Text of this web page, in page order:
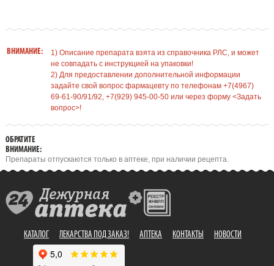
ВНИМАНИЕ:
1) Описание препарата взята из справочника РЛС, и может
не совпадать с инструкцией на упаковки!
2) Для предоставлении дополнительной информации
задайте свой вопрос фармацевту по телефонам +7(4967)
69-61-90/91/92, +7(929) 945-00-50 или через форму <Задать
вопрос>!
ОБРАТИТЕ
ВНИМАНИЕ:
Препараты отпускаются только в аптеке, при наличии рецепта.
КАТАЛОГ ЛЕКАРСТВА ПОД ЗАКАЗ! АПТЕКА КОНТАКТЫ НОВОСТИ